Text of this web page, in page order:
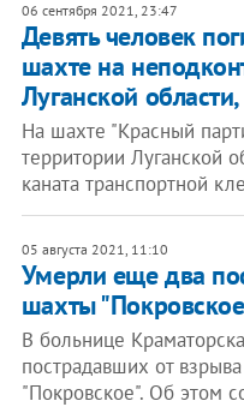
06 сентября 2021, 23:47
Девять человек
шахте на
Луганской
На шахте "Красный
территории Луганской
каната транспортной
05 августа 2021, 11:10
Умерли еще два
шахты
В больнице
пострадавших от
"Покровское". Об этом